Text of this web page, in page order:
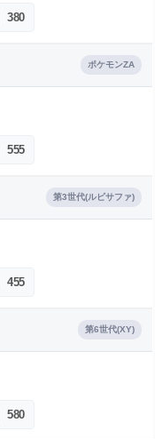
380
ポケモンZA
555
第3世代(ルビサファ)
455
第6世代(XY)
580